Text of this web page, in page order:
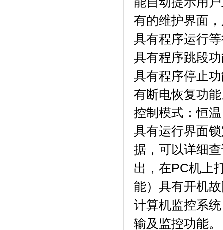
有的维护界面
具有程序运行等待
具有程序跳段功能
具有程序停止功能
有断电恢复功能
控制模式：恒温
具有运行界面锁
据，可以详细
出，在PC机
能）具有开机故
计算机监控系统
输及监控功能。